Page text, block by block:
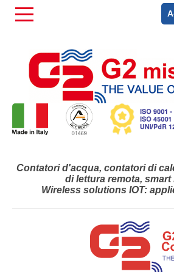
Contatori d'acqua, contatori di
di lettura remota, smart
Wireless solutions IOT: